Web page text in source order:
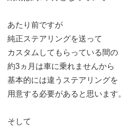
あたり前ですが
純正ステアリングを送って
カスタムしてもらっている間の
約3ヵ月は車に乗れませんから
基本的には違うステアリングを
用意する必要があると思います。
そして